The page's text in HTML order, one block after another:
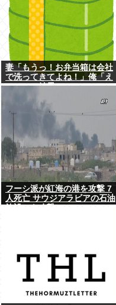
妻「もうっ！お弁当箱は会社
で洗ってきてよね！」俺「え
ぇ…」→結果www
フーシ派が紅海の港を攻撃 7
人死亡 サウジアラビアの石油